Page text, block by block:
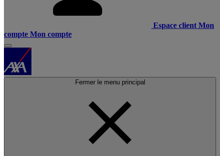
Espace client Mon
compte Mon compte
Fermer le menu principal